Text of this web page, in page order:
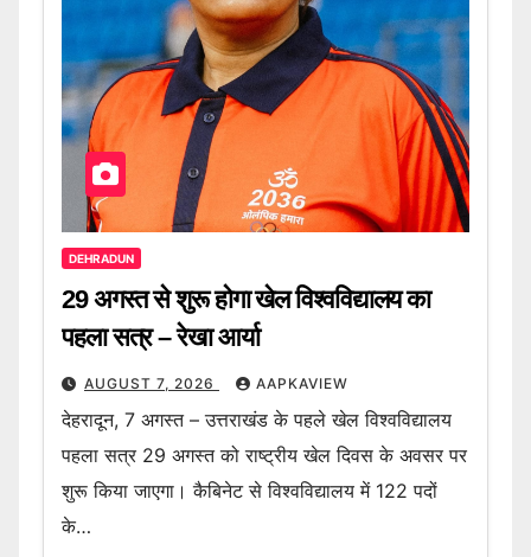
DEHRADUN
29 अगस्त से शुरू होगा खेल विश्वविद्यालय का
पहला सत्र – रेखा आर्या
AUGUST 7, 2026 AAPKAVIEW
देहरादून, 7 अगस्त – उत्तराखंड के पहले खेल विश्वविद्यालय
पहला सत्र 29 अगस्त को राष्ट्रीय खेल दिवस के अवसर पर
शुरू किया जाएगा। कैबिनेट से विश्वविद्यालय में 122 पदों
के…